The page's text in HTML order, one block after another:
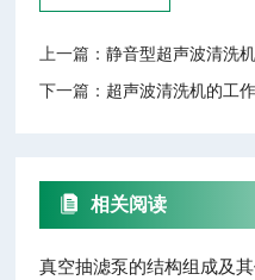
上一篇：静音型超声波清洗
下一篇： 超声波清洗机的工
相关阅读
真空抽滤泵的结构组成及